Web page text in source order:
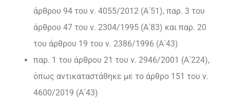
άρθρου 94 του ν. 4055/2012 (Α΄51), παρ. 3 του
άρθρου 47 του ν. 2304/1995 (Α΄83) και παρ. 20
του άρθρου 19 του ν. 2386/1996 (Α΄43)
παρ. 1 του άρθρου 21 του ν. 2946/2001 (Α΄224),
όπως αντικαταστάθηκε με το άρθρο 151 του ν.
4600/2019 (Α΄43)